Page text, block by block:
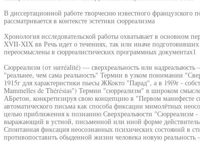
В диссертационной работе творчесию известного французского
рассматривается в контексте эстетики сюрреализма
Хронология исследовательской работы охватывает в основном
XVII-XIX вв Речь идет о течениях, так или иначе
переосмыслены в сюрреалистических программных документах1
Сюрреализм (от surréalité) — сверхреальность или
"реальнее, чем сама реальность" Термин в узком понимании
1915г для характеристики пьесы ЖКокто "Парад", а в 19î9r -
Mammelles de Thérésias") Термин "сюрреализм" в широком
АБретон, конкретизируя свою концепцию в "Первом манифесте
автоматического письма как способа фиксации мимолётных
целью приближения к познанию Сверхреалыюсти "Сюрреализм
выражающий в устной, письменной или иной форме
Спонтанная фиксация неосознанных психических состояний в
противопоставить обыденной жизни человека новую реальность